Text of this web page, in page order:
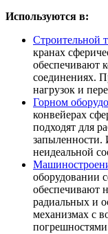
Используются в:
Строительной
кранах
обеспечивают
соединениях.
нагрузок и
Горном
конвейерах
подходят для
запыленности.
неидеальной
оборудовании
обеспечивают
радиальных и
механизмах с